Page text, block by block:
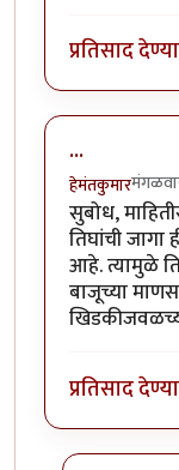
प्रतिसाद
...
हेमंतकुमार
सुबोध,
तिघांची
आहे. त्यामुळे
बाजूच्या
प्रतिसाद